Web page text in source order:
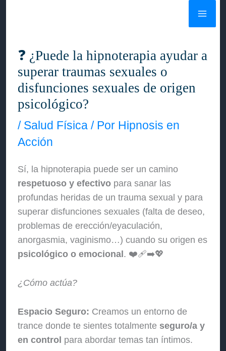
❓ ¿Puede la hipnoterapia ayudar a
superar traumas sexuales o
disfunciones sexuales de origen
psicológico?
/ Salud Física / Por Hipnosis en
Acción
Sí, la hipnoterapia puede ser un camino
respetuoso y efectivo para sanar las
profundas heridas de un trauma sexual y para
superar disfunciones sexuales (falta de deseo,
problemas de erección/eyaculación,
anorgasmia, vaginismo…) cuando su origen es
psicológico o emocional. ❤️‍🩹➡️💖
¿Cómo actúa?
Espacio Seguro: Creamos un entorno de
trance donde te sientes totalmente seguro/a y
en control para abordar temas tan íntimos.